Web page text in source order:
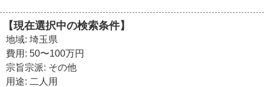
【現在選択中の検索条件】
地域: 埼玉県
費用: 50〜100万円
宗旨宗派: その他
用途: 二人用